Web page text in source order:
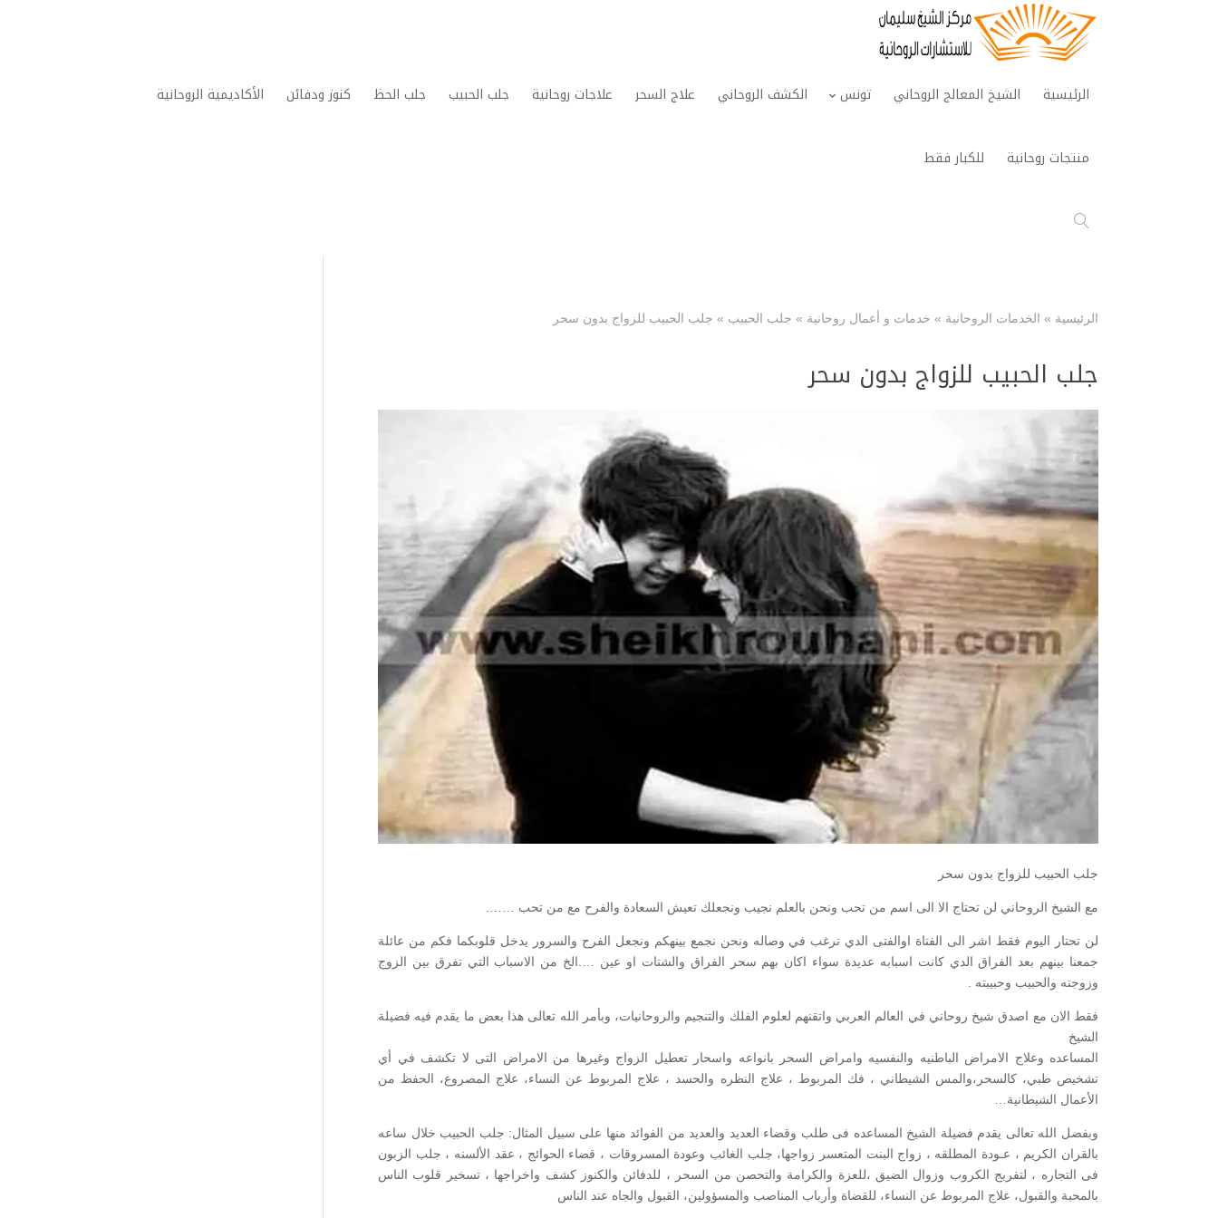
الرئيسية الشيخ المعالج الروحاني تونس الكشف الروحاني علاج السحر علاجات روحانية جلب الحبيب جلب الحظ كنوز ودفائن الأكاديمية الروحانية
منتجات روحانية للكبار فقط
الرئيسية » الخدمات الروحانية » خدمات و أعمال روحانية » جلب الحبيب » جلب الحبيب للزواج بدون سحر
جلب الحبيب للزواج بدون سحر
جلب الحبيب للزواج بدون سحر
مع الشيخ الروحاني لن تحتاج الا الى اسم من تحب ونحن بالعلم نجيب ونجعلك تعيش السعادة والفرح مع من تحب …….
لن تحتار اليوم فقط اشر الى الفتاة اوالفتى الدي ترغب في وصاله ونحن نجمع بينهكم ونجعل الفرح والسرور يدخل قلوبكما فكم من عائلة
جمعنا بينهم بعد الفراق الدي كانت اسبابه عديدة سواء اكان بهم سحر الفراق والشتات او عين ….الخ من الاسباب التي تفرق بين الزوج
وزوجته والحبيب وحبيبته .
فقط الان مع اصدق شيخ روحاني في العالم العربي واتقنهم لعلوم الفلك والتنجيم والروحانيات، وبأمر الله تعالى هذا بعض ما يقدم فيه فضيلة
الشيخ
المساعده وعلاج الامراض الباطنيه والنفسيه وامراض السحر بانواعه واسحار تعطيل الزواج وغيرها من الامراض التى لا تكشف في أي
تشخيص طبي، كالسحر،والمس الشيطاني ، فك المربوط ، علاج النظره والحسد ، علاج المربوط عن النساء، علاج المصروع، الحفظ من
الأعمال الشيطانية…
وبفضل الله تعالى يقدم فضيلة الشيخ المساعده فى طلب وقضاء العديد والعديد من الفوائد منها على سبيل المثال: جلب الحبيب خلال ساعه
بالقران الكريم ، عـودة المطلقه ، زواج البنت المتعسر زواجها، جلب الغائب وعودة المسروقات ، قضاء الحوائج ، عقد الألسنه ، جلب الزبون
فى التجاره ، لتفريج الكروب وزوال الضيق ،للعزة والكرامة والتحصن من السحر ، للدفائن والكنوز كشف واخراجها ، تسخير قلوب الناس
بالمحبة والقبول، علاج المربوط عن النساء، للقضاة وأرباب المناصب والمسؤولين، القبول والجاه عند الناس